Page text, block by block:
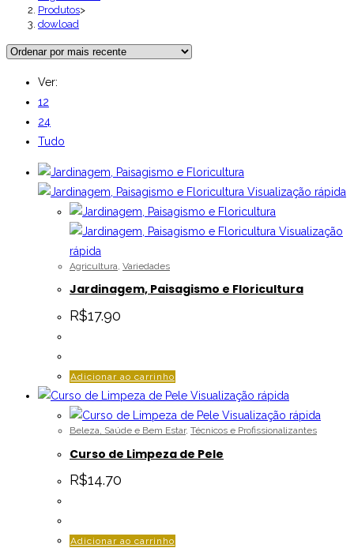
Produtos>
dowload
Ver:
12
24
Tudo
Visualização rápida
Visualização
rápida
Agricultura, Variedades
Jardinagem, Paisagismo e Floricultura
R$17.90
Adicionar ao carrinho
Visualização rápida
Visualização rápida
Beleza, Saúde e Bem Estar, Técnicos e Profissionalizantes
Curso de Limpeza de Pele
R$14.70
Adicionar ao carrinho